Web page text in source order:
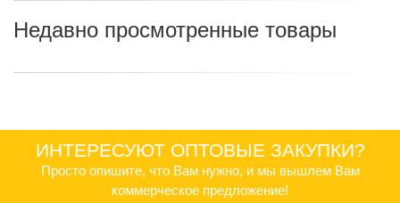
Недавно просмотренные товары
ИНТЕРЕСУЮТ ОПТОВЫЕ ЗАКУПКИ?
Просто опишите, что Вам нужно, и мы вышлем Вам
коммерческое предложение!